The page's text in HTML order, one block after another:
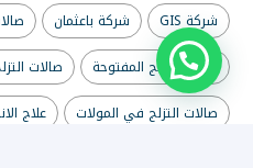
شركة GIS
شركة باعثمان
صالات التزلج المفتوحة
صالات
صالات التزلج في المولات
علاج